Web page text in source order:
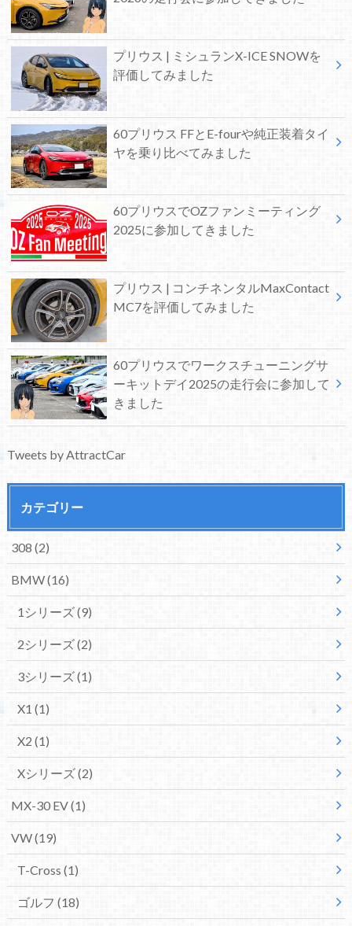
プリウス | ミシュランX-ICE SNOWを
評価してみました
60プリウス FFとE-fourや純正装着タイ
ヤを乗り比べてみました
60プリウスでOZファンミーティング
2025に参加してきました
プリウス | コンチネンタルMaxContact
MC7を評価してみました
60プリウスでワークスチューニングサ
ーキットデイ2025の走行会に参加して
きました
Tweets by AttractCar
カテゴリー
308 (2)
BMW(16)
1シリーズ(9)
2シリーズ(2)
3シリーズ(1)
X1 (1)
X2 (1)
Xシリーズ(2)
MX-30 EV(1)
VW(19)
T-Cross (1)
ゴルフ (18)